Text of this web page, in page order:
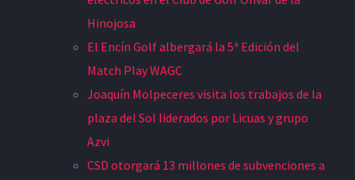
Hinojosa
El Encín Golf albergará la 5ª Edición del
Match Play WAGC
Joaquín Molpeceres visita los trabajos de la
plaza del Sol liderados por Licuas y grupo
Azvi
CSD otorgará 13 millones de subvenciones a